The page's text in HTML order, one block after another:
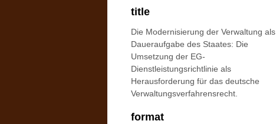
title
Die Modernisierung der Verwaltung als
Daueraufgabe des Staates: Die
Umsetzung der EG-
Dienstleistungsrichtlinie als
Herausforderung für das deutsche
Verwaltungsverfahrensrecht.
format